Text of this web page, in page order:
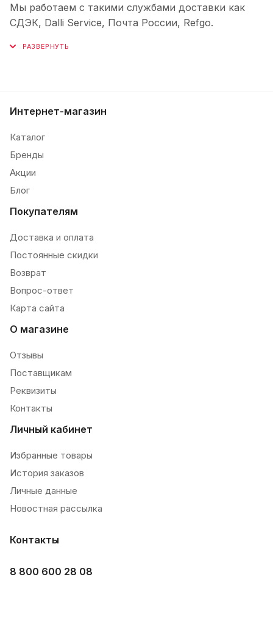
Мы работаем с такими службами доставки как
СДЭК, Dalli Service, Почта России, Refgo.
Интернет-магазин
Каталог
Бренды
Акции
Блог
Покупателям
Доставка и оплата
Постоянные скидки
Возврат
Вопрос-ответ
Карта сайта
О магазине
Отзывы
Поставщикам
Реквизиты
Контакты
Личный кабинет
Избранные товары
История заказов
Личные данные
Новостная рассылка
Контакты
8 800 600 28 08